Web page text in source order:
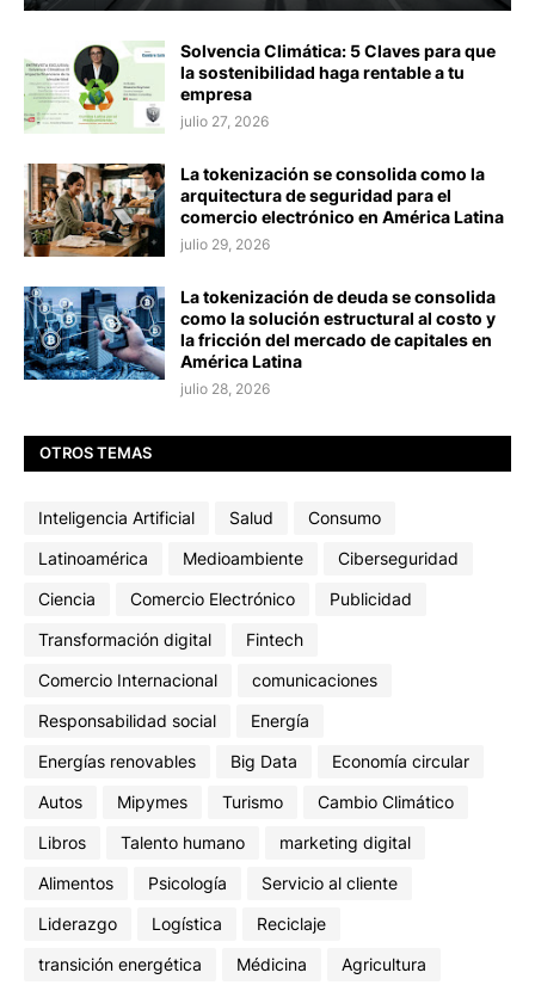
Solvencia Climática: 5 Claves para que
la sostenibilidad haga rentable a tu
empresa
julio 27, 2026
La tokenización se consolida como la
arquitectura de seguridad para el
comercio electrónico en América Latina
julio 29, 2026
La tokenización de deuda se consolida
como la solución estructural al costo y
la fricción del mercado de capitales en
América Latina
julio 28, 2026
OTROS TEMAS
Inteligencia Artificial Salud
Consumo
Latinoamérica
Medioambiente
Ciberseguridad
Ciencia
Comercio Electrónico
Publicidad
Transformación digital
Fintech
Comercio Internacional
comunicaciones
Responsabilidad social
Energía
Energías renovables
Big Data
Economía circular
Autos
Mipymes Turismo
Cambio Climático
Libros
Talento humano
marketing digital
Alimentos
Psicología
Servicio al cliente
Liderazgo
Logística
Reciclaje
transición energética
Médicina
Agricultura